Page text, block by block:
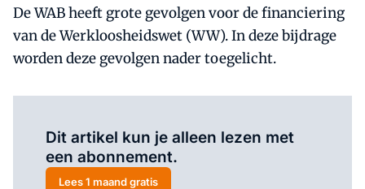
De WAB heeft grote gevolgen voor de financiering
van de Werkloosheidswet (WW). In deze bijdrage
worden deze gevolgen nader toegelicht.
Dit artikel kun je alleen lezen met
een abonnement.
Lees 1 maand gratis